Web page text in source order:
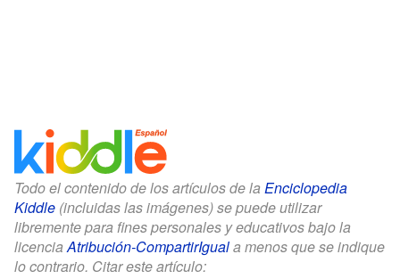
Todo el contenido de los artículos de la Enciclopedia
Kiddle (incluidas las imágenes) se puede utilizar
libremente para fines personales y educativos bajo la
licenciaAtribución-CompartirIguala menos que se indique
lo contrario. Citar este artículo: